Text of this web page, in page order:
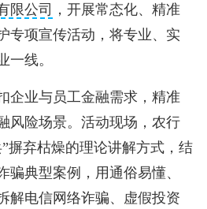
限公司 ，开展常态化、精准
专项宣传活动，将专业、实
一线。
企业与员工金融需求，精准
风险场景。活动现场，农行
摒弃枯燥的理论讲解方式，结
骗典型案例，用通俗易懂、
解电信网络诈骗、虚假投资